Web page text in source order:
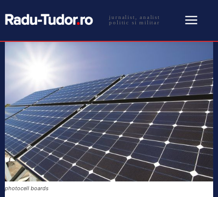
jurnalist, analist
politic si militar
photocell boards